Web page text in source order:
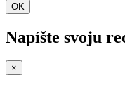
OK
Napíšte svoju
×